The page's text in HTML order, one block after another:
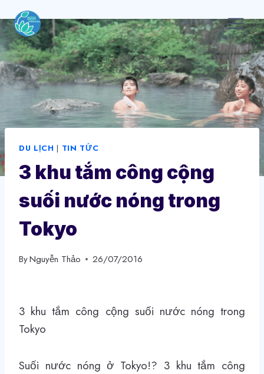
to
content
DU LỊCH | TIN TỨC
3 khu tắm công cộng
suối nước nóng trong
Tokyo
ByNguyễn Thảo 26/07/2016
3 khu tắm công cộng suối nước nóng trong
Tokyo
Suối nước nóng ở Tokyo!? 3 khu tắm công